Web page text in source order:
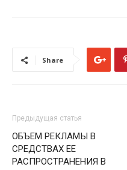
Share
Предыдущая статья
ОБЪЕМ РЕКЛАМЫ В
СРЕДСТВАХ ЕЕ
РАСПРОСТРАНЕНИЯ В